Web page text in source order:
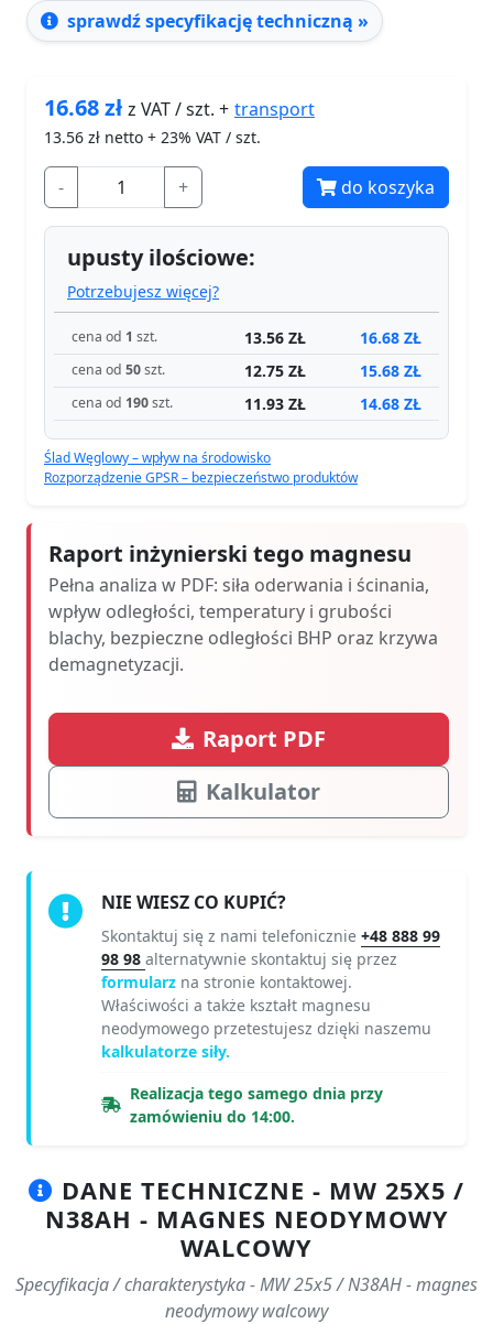
sprawdź specyfikację techniczną »
16.68złz VAT / szt. + transport
13.56 zł netto + 23% VAT / szt.
- + do koszyka
upusty ilościowe:
Potrzebujesz więcej?
cena od 1 szt. 13.56 ZŁ 16.68 ZŁ
cena od 50szt. 12.75 ZŁ 15.68 ZŁ
cena od 190szt. 11.93 ZŁ 14.68 ZŁ
Ślad Węglowy – wpływ na środowisko
Rozporządzenie GPSR – bezpieczeństwo produktów
Raport inżynierski tego magnesu
Pełna analiza w PDF: siła oderwania i ścinania,
wpływ odległości, temperatury i grubości
blachy, bezpieczne odległości BHP oraz krzywa
demagnetyzacji.
Raport PDF
Kalkulator
NIE WIESZ CO KUPIĆ?
Skontaktuj się z nami telefonicznie +48 888 99
98 98 alternatywnie skontaktuj się przez
formularz na stronie kontaktowej.
Właściwości a także kształt magnesu
neodymowego przetestujesz dzięki naszemu
kalkulatorze siły.
Realizacja tego samego dnia przy
zamówieniu do 14:00.
DANE TECHNICZNE - MW 25X5 /
N38AH - MAGNES NEODYMOWY
WALCOWY
Specyfikacja / charakterystyka - MW 25x5 / N38AH - magnes
neodymowy walcowy